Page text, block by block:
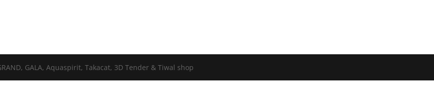
GALA, Aquaspirit, Takacat, 3D Tender & Tiwal shop